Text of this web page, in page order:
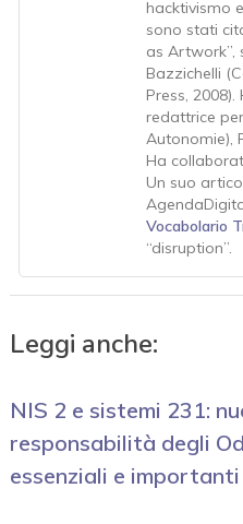
hacktivismo
sono stati
as Artwork”,
Bazzichelli
Press,
redattrice per
Autonomie),
Ha
Un suo
Vocabolario
“disruption”.
Leggi anche:
NIS 2 e sistemi 231:
responsabilità degli
essenziali e importanti